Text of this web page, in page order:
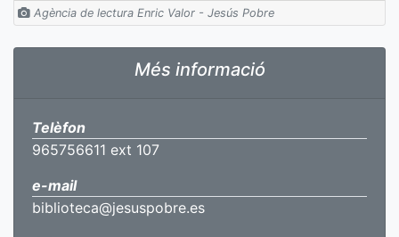
Agència de lectura Enric Valor - Jesús Pobre
Més informació
Telèfon
965756611 ext 107
e-mail
biblioteca@jesuspobre.es